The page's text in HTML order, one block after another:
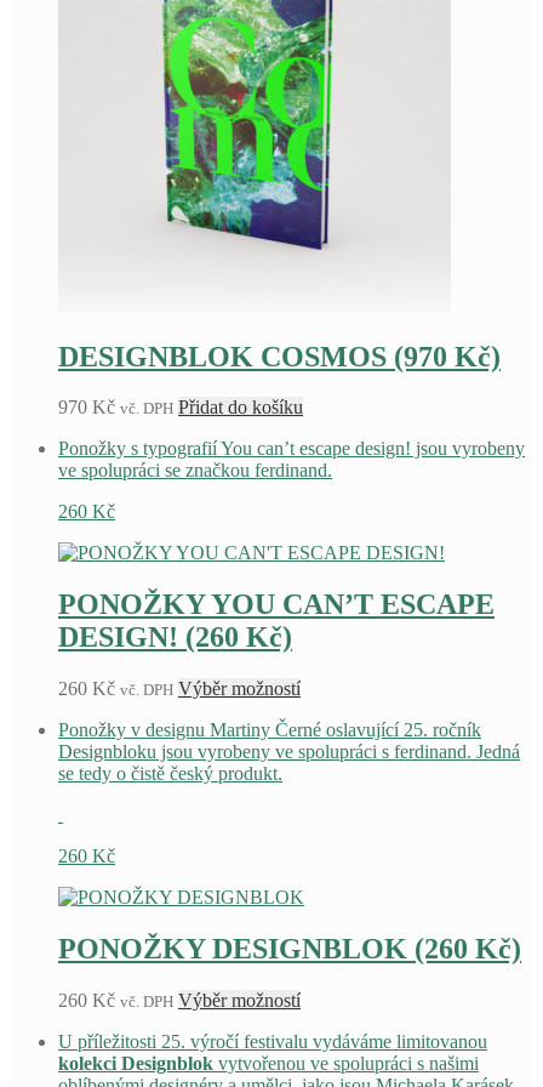
DESIGNBLOK COSMOS (970 Kč)
970 Kč vč. DPH Přidat do košíku
Ponožky s typografií You can’t escape design! jsou vyrobeny
ve spolupráci se značkou ferdinand.
260 Kč
PONOŽKY YOU CAN’T ESCAPE
DESIGN! (260 Kč)
260 Kč vč. DPH Výběr možnostíTento
má
více
produktu
Ponožky v designu Martiny Černé oslavující 25. ročník
Designbloku jsou vyrobeny ve spolupráci s ferdinand. Jedná
se tedy o čistě český produkt.
260 Kč
PONOŽKY DESIGNBLOK (260 Kč)
260 Kč vč. DPH Výběr možnostíTento
má
více
U příležitosti 25. výročí festivalu vydáváme limitovanou
kolekci Designblok vytvořenou ve spolupráci s našimi